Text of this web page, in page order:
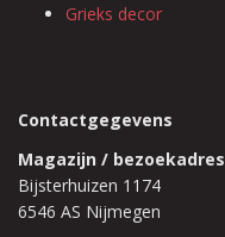
Grieks decor
Contactgegevens
Magazijn / bezoekadres
Bijsterhuizen 1174
6546 AS Nijmegen